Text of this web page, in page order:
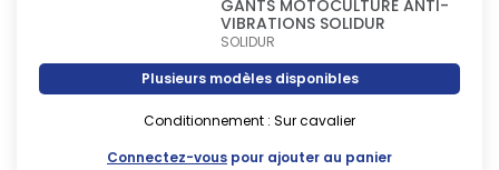
GANTS MOTOCULTURE ANTI-
VIBRATIONS SOLIDUR
SOLIDUR
Plusieurs modèles disponibles
Conditionnement : Sur cavalier
Connectez-vous pour ajouter au panier